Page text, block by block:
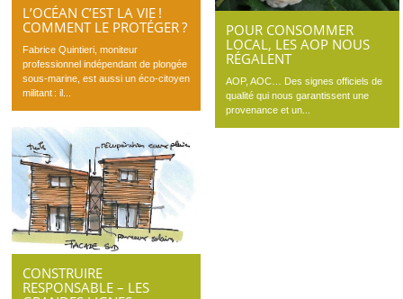
L’OCÉAN C’EST LA VIE !
COMMENT LE PROTÉGER ?
Fabrice Quintieri, moniteur
professionnel indépendant de plongée
sous-marine, est aussi un éco-citoyen
militant : il...
POUR CONSOMMER
LOCAL, LES AOP NOUS
RÉGALENT
AOP, AOC… Des signes officiels de
qualité qui nous garantissent une
provenance et un...
CONSTRUIRE
RESPONSABLE – LES